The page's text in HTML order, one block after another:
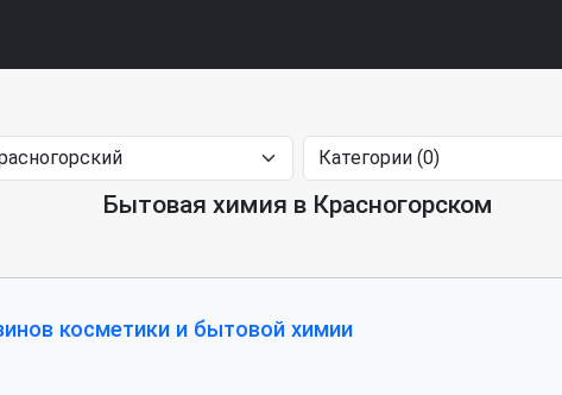
Бытовая химия в Красногорском
косметики и бытовой химии